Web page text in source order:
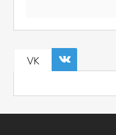
VK